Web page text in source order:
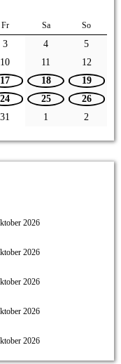
Fr Sa So
3 4
5
10 11
12
17 18
19
24 25
26
31 1 2
2026
2026
2026
2026
2026